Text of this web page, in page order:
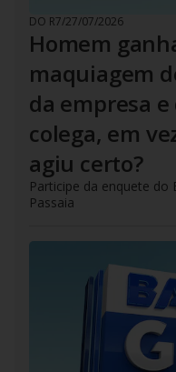
DO R7/27/07/2026
Homem
maquiagem
da empresa
colega, em
agiu certo?
Participe da enquete do
Passaia